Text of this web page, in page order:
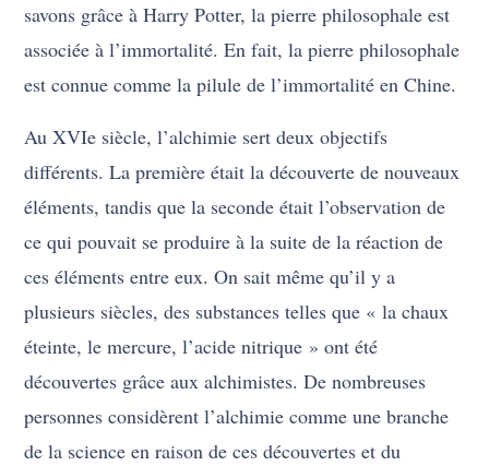
savons grâce à Harry Potter, la pierre philosophale est
associée à l’immortalité. En fait, la pierre philosophale
est connue comme la pilule de l’immortalité en Chine.
Au XVIe siècle, l’alchimie sert deux objectifs
différents. La première était la découverte de nouveaux
éléments, tandis que la seconde était l’observation de
ce qui pouvait se produire à la suite de la réaction de
ces éléments entre eux. On sait même qu’il y a
plusieurs siècles, des substances telles que « la chaux
éteinte, le mercure, l’acide nitrique » ont été
découvertes grâce aux alchimistes. De nombreuses
personnes considèrent l’alchimie comme une branche
de la science en raison de ces découvertes et du